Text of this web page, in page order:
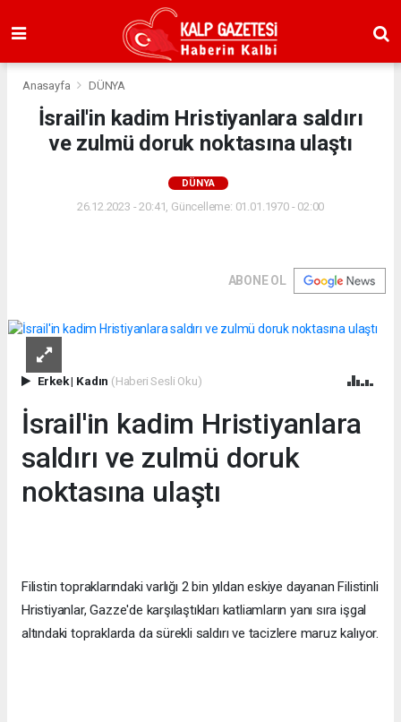
Anasayfa DÜNYA
İsrail'in kadim Hristiyanlara saldırı
ve zulmü doruk noktasına ulaştı
DÜNYA
26.12.2023 - 20:41, Güncelleme: 01.01.1970 - 02:00
ABONE OL
Erkek| Kadın (Haberi Sesli Oku)
İsrail'in kadim Hristiyanlara
saldırı ve zulmü doruk
noktasına ulaştı
Filistin topraklarındaki varlığı 2 bin yıldan eskiye dayanan Filistinli
Hristiyanlar, Gazze'de karşılaştıkları katliamların yanı sıra işgal
altındaki topraklarda da sürekli saldırı ve tacizlere maruz kalıyor.